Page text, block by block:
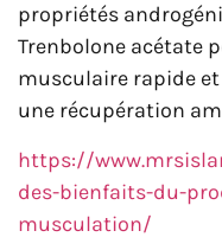
propriétés
Trenbolone acétate
musculaire rapide
une récupération
https://
des-bienfaits-du-
musculation/